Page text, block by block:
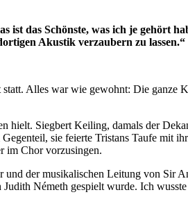
das Schönste, was ich je gehört
Akustik verzaubern zu lassen.“
Alles war wie gewohnt: Die ganze
Siegbert Keiling, damals der
sie feierte Tristans Taufe mit
im Chor vorzusingen.
der musikalischen Leitung von Sir
Németh gespielt wurde. Ich